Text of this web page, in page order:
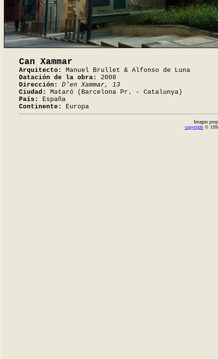
Can Xammar
Arquitecto:
Manuel Brullet & Alfonso de Luna
Datación de la obra:
2008
Dirección:
D'en Xammar, 13
Ciudad:
Mataró (Barcelona Pr. - Catalunya)
País:
España
Continente:
Europa
Imagen
copyright©